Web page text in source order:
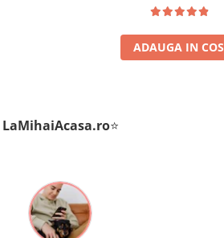
ADAUGA IN COS
LaMihaiAcasa.ro⭐